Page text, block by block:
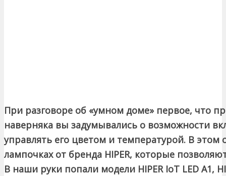
При разговоре об «умном доме» первое, что
наверняка вы задумывались о возможности
управлять его цветом и температурой. В
лампочках от бренда HIPER, которые
В наши руки попали модели HIPER IoT LED A1,